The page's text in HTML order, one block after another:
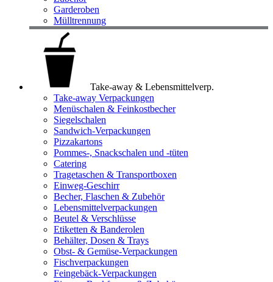
Garderoben
Mülltrennung
Take-away & Lebensmittelverp.
Take-away Verpackungen
Menüschalen & Feinkostbecher
Siegelschalen
Sandwich-Verpackungen
Pizzakartons
Pommes-, Snackschalen und -tüten
Catering
Tragetaschen & Transportboxen
Einweg-Geschirr
Becher, Flaschen & Zubehör
Lebensmittelverpackungen
Beutel & Verschlüsse
Etiketten & Banderolen
Behälter, Dosen & Trays
Obst- & Gemüse-Verpackungen
Fischverpackungen
Feingebäck-Verpackungen